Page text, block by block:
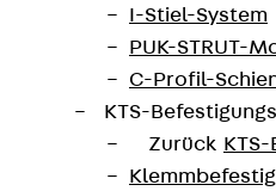
I-Stiel-System
PUK-STRUT-
C-Profil-
KTS-
Zurück